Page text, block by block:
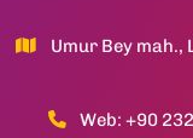
Umur Bey mah.,
Web: +90